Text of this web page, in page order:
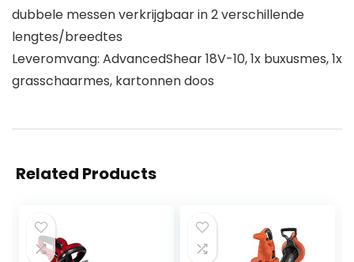
dubbele messen verkrijgbaar in 2 verschillende
lengtes/breedtes
Leveromvang: AdvancedShear 18V-10, 1x buxusmes, 1x
grasschaarmes, kartonnen doos
Related Products